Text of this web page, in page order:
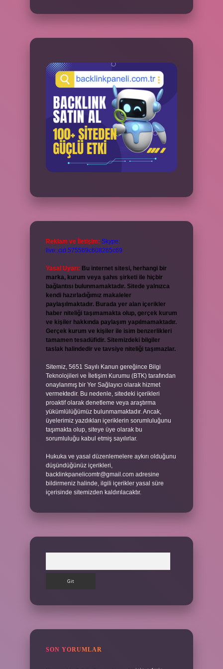
Reklam ve İletişim: Skype:
live:.cid.575569c608265c69
Yasal Uyarı: Bu internet sitesi, herhangi bir
marka, kurum veya şahıs şirketi ile hiçbir
bağlantısı bulunmamaktadır. Sitede yalnızca
kendi hazırladığımız makaleler
paylaşılmaktadır. Burada yer alan içerikler
haber niteliği taşımamakta olup, gerçek kurum
ve kişiler hakkında paylaşım yapılmamaktadır.
Gerçek kurum ve kişiler ile isim benzerlikleri
tamamen tesadüfidir. Sitemizdeki bilgiler
taslak halindedir ve tavsiye niteliği taşımazlar.
Sitemiz, 5651 Sayılı Kanun gereğince Bilgi
Teknolojileri ve İletişim Kurumu (BTK) tarafından
onaylanmış bir Yer Sağlayıcı olarak hizmet
vermektedir. Bu nedenle, sitedeki içerikleri
proaktif olarak denetleme veya araştırma
yükümlülüğümüz bulunmamaktadır. Ancak,
üyelerimiz yazdıkları içeriklerin sorumluluğunu
taşımakta olup, siteye üye olarak bu
sorumluluğu kabul etmiş sayılırlar.
Hukuka ve yasal düzenlemelere aykırı olduğunu
düşündüğünüz içerikleri,
backlinkpanelicomtr@gmail.com adresine
bildirmeniz halinde, ilgili içerikler yasal süre
içerisinde sitemizden kaldırılacaktır.
SON YORUMLAR